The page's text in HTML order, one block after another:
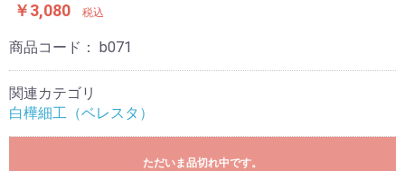
￥3,080 税込
商品コード： b071
関連カテゴリ
白樺細工（ベレスタ）
ただいま品切れ中です。